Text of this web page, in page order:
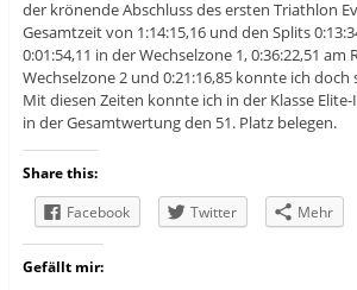
der krönende Abschluss des ersten Triathlon
Gesamtzeit von 1:14:15,16 und den Splits
0:01:54,11 in der Wechselzone 1, 0:36:22,51 am
Wechselzone 2 und 0:21:16,85 konnte ich doch
Mit diesen Zeiten konnte ich in der Klasse
in der Gesamtwertung den 51. Platz belegen.
Share this:
Facebook
Twitter Mehr
Gefällt mir: